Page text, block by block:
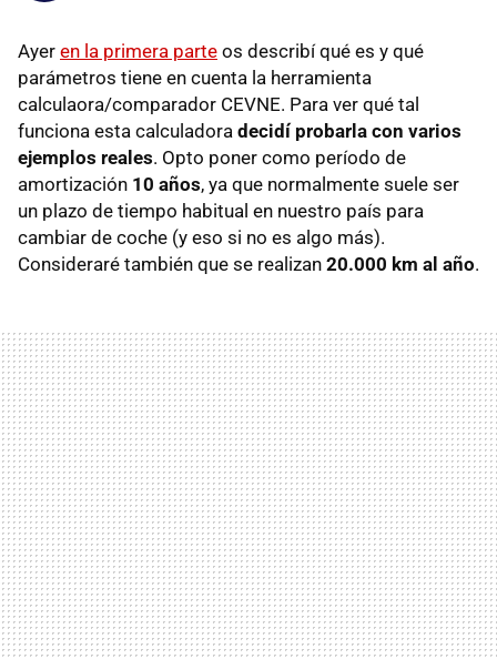
Ayer en la primera parte os describí qué es y qué
parámetros tiene en cuenta la herramienta
calculaora/comparador CEVNE. Para ver qué tal
funciona esta calculadora decidí probarla con varios
ejemplos reales. Opto poner como período de
amortización 10 años, ya que normalmente suele ser
un plazo de tiempo habitual en nuestro país para
cambiar de coche (y eso si no es algo más).
Consideraré también que se realizan 20.000 km al año.